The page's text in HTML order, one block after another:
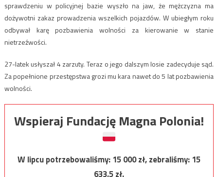
sprawdzeniu w policyjnej bazie wyszło na jaw, że mężczyzna ma
dożywotni zakaz prowadzenia wszelkich pojazdów. W ubiegłym roku
odbywał karę pozbawienia wolności za kierowanie w stanie
nietrzeźwości.
27-latek usłyszał 4 zarzuty. Teraz o jego dalszym losie zadecyduje sąd.
Za popełnione przestępstwa grozi mu kara nawet do 5 lat pozbawienia
wolności.
Wspieraj Fundację Magna Polonia!
W lipcu potrzebowaliśmy:15 000zł, zebraliśmy:15
633,5zł.